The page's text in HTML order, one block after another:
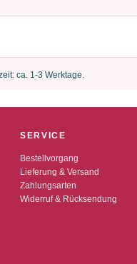
ca. 1-3 Werktage.
SERVICE
Bestellvorgang
Lieferung & Versand
Zahlungsarten
Widerruf & Rücksendung